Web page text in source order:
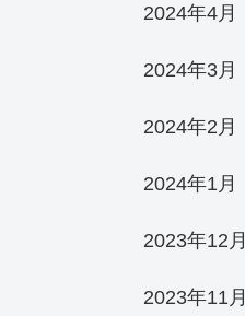
2024年4月
2024年3月
2024年2月
2024年1月
2023年12月
2023年11月